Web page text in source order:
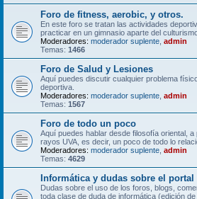
Foro de fitness, aerobic, y otros.
En este foro se tratan las actividades
practicar en un gimnasio aparte del
Moderadores: moderador suplente admin
Temas: 1466
Foro de Salud y Lesiones
Aquí puedes discutir cualquier problema
deportiva.
Moderadores: moderador suplente admin
Temas: 1567
Foro de todo un poco
Aquí puedes hablar desde filosofía oriental,
rayos UVA, es decir, un poco de todo lo
Moderadores: moderador suplente admin
Temas: 4629
Informática y dudas sobre el portal
Dudas sobre el uso de los foros, blogs,
toda clase de duda de informática (edición